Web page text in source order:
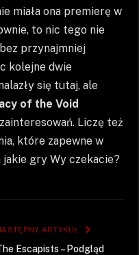
miała ona premierę w
to nic tego nie
przynajmniej
kolejne dwie
się tutaj, ale
of the Void
Liczę też
które zapewne w
jakie gry Wy czekacie?
ARTYKUŁ
Escapists – Podgląd